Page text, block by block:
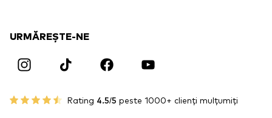
URMĂREȘTE-NE
Rating 4.5/5 peste 1000+ clienți mulțumiți